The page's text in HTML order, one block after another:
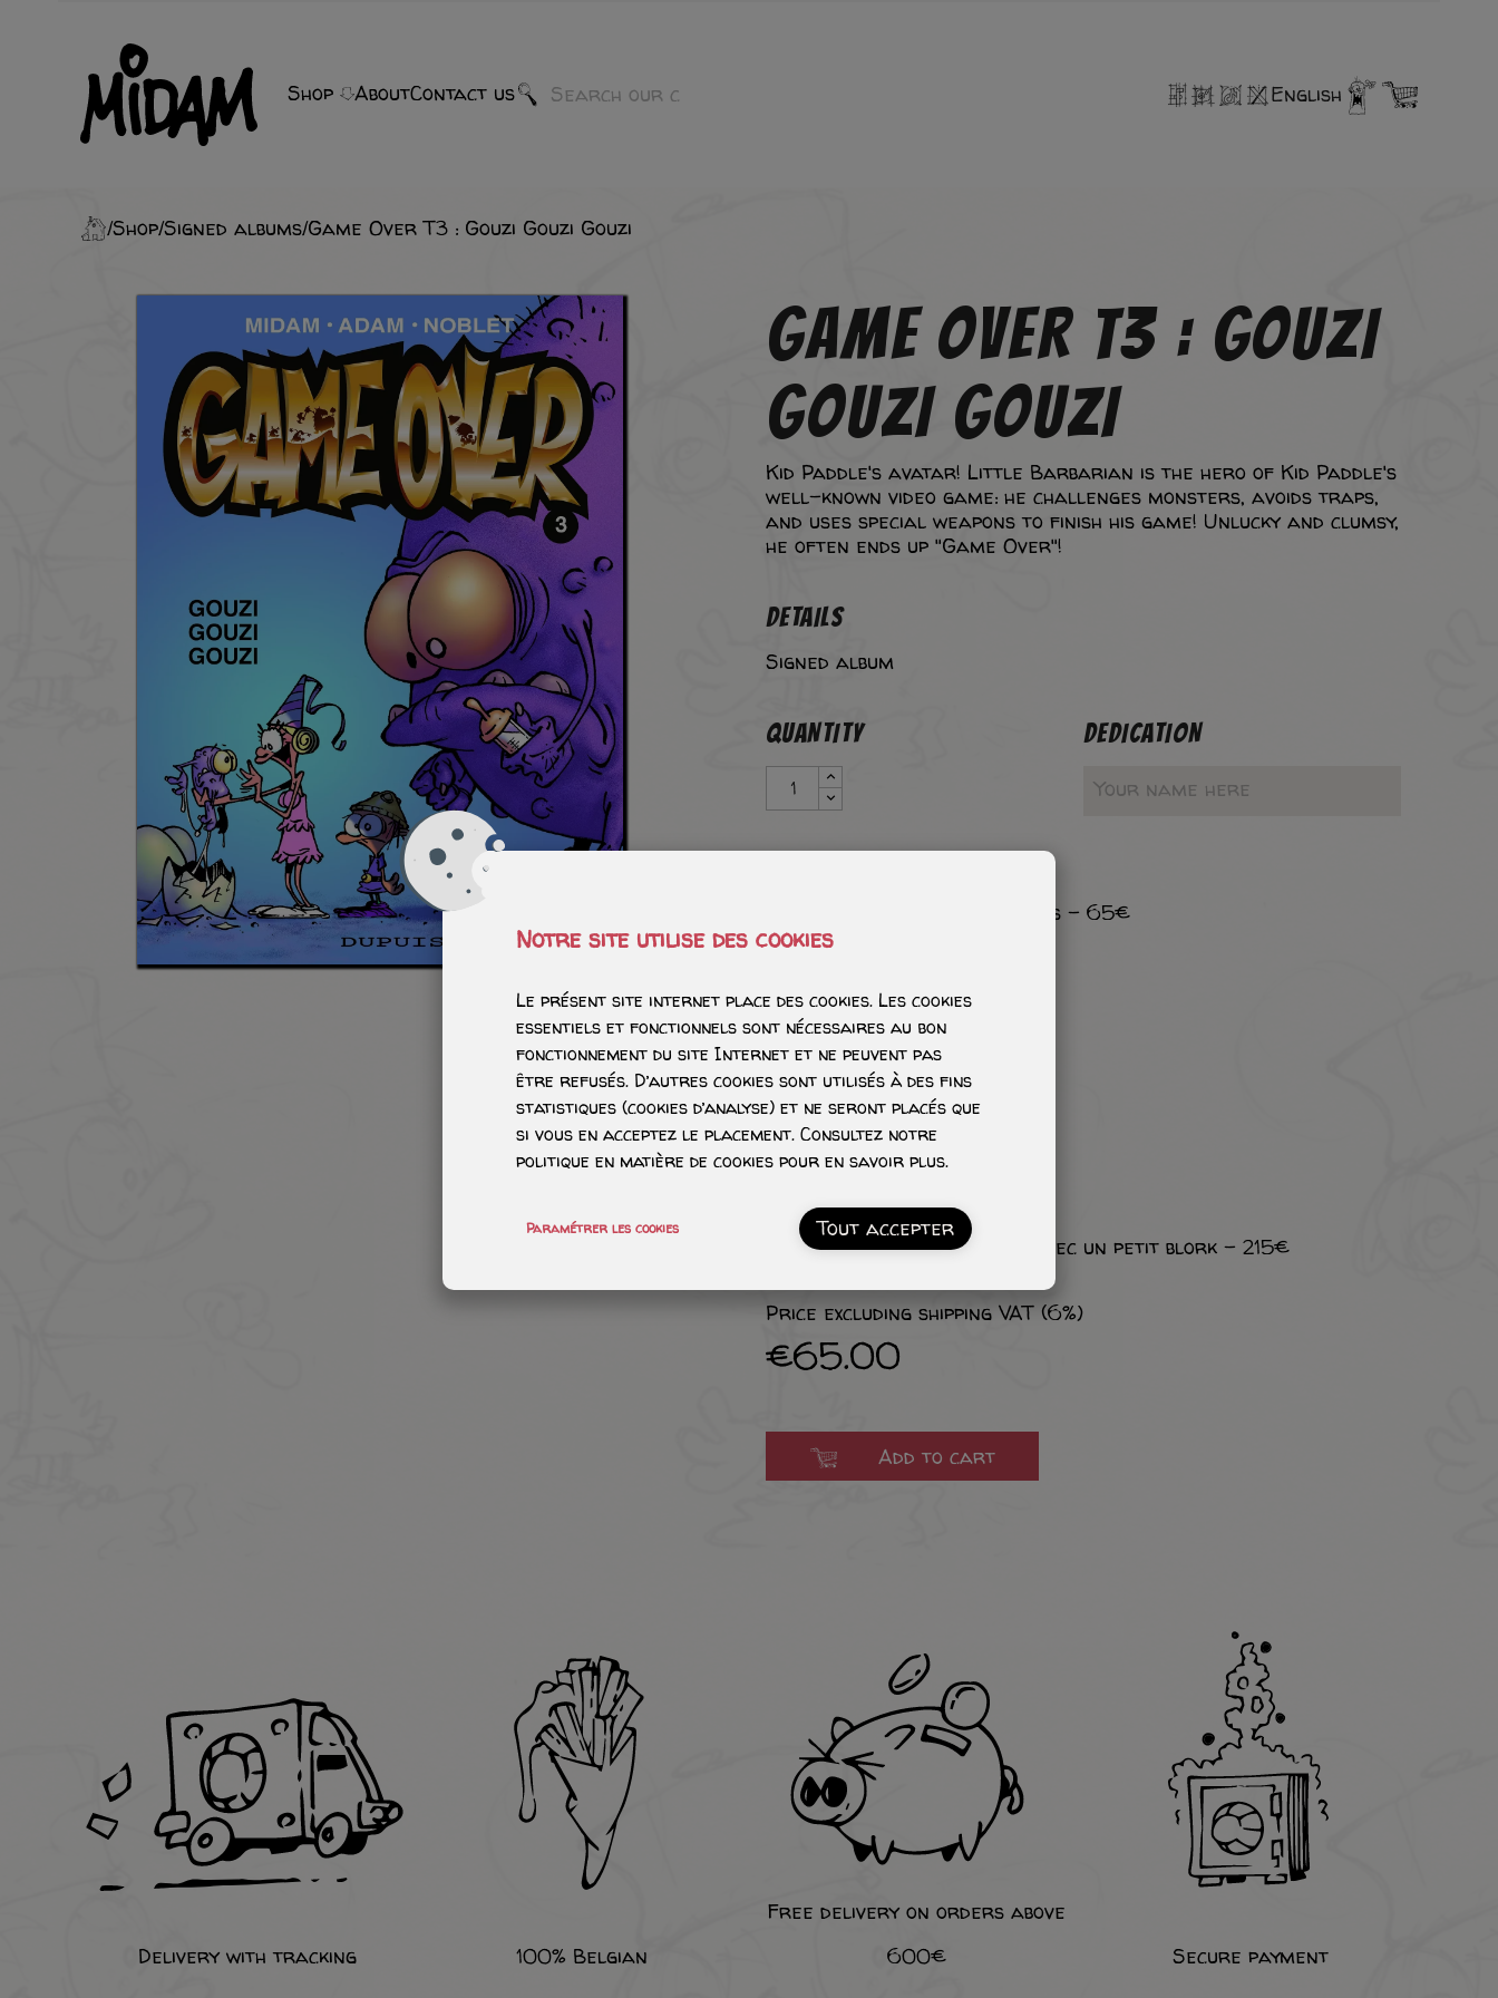
Shop AboutContact us English
Shop Signed albums Game Over T3 : Gouzi Gouzi Gouzi
GAME OVER T3 : GOUZI
GOUZI GOUZI
Kid Paddle's avatar! Little Barbarian is the hero of Kid Paddle's
well-known video game: he challenges monsters, avoids traps,
and uses special weapons to finish his game! Unlucky and clumsy,
he often ends up "Game Over"!
DETAILS
Signed album
QUANTITY DEDICATION
Tête avec quelques ombres - 65€
Personnage ombré - 115€
Personnage aquarelle avec un petit blork - 215€
Price excluding shipping VAT (6%)
€65.00
Add to cart
Delivery with tracking 100% Belgian
Free delivery on orders above
600€
Secure payment
Notre site utilise des cookies
Le présent site internet place des cookies. Les cookies
essentiels et fonctionnels sont nécessaires au bon
fonctionnement du site Internet et ne peuvent pas
être refusés. D’autres cookies sont utilisés à des fins
statistiques (cookies d’analyse) et ne seront placés que
si vous en acceptez le placement. Consultez notre
politique en matière de cookies pour en savoir plus.
Paramétrer les cookies Tout accepter